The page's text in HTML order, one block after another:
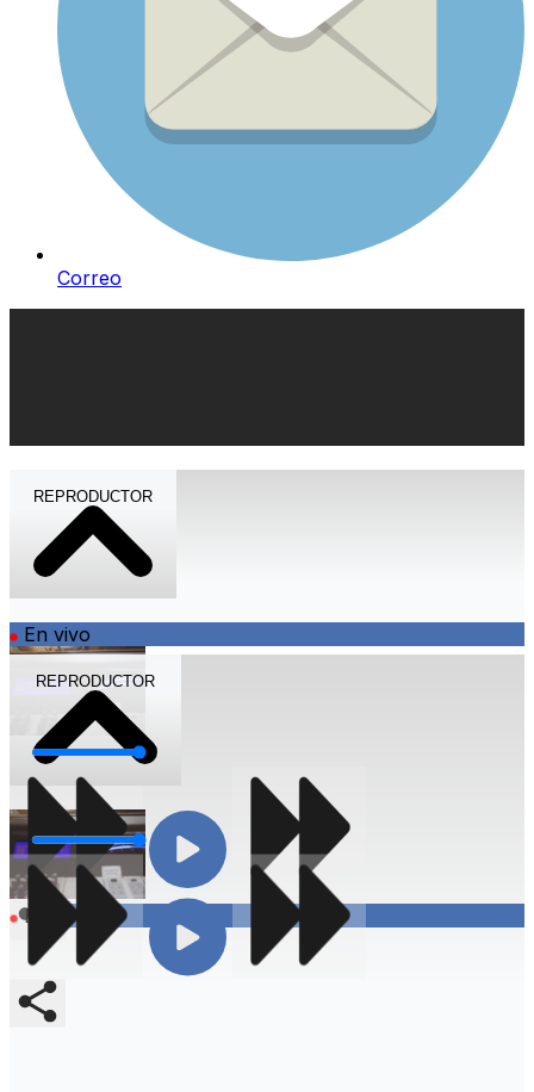
Correo
REPRODUCTOR
En vivo
Volumen
Compartir
REPRODUCTOR
En vivo
Volumen
Compartir